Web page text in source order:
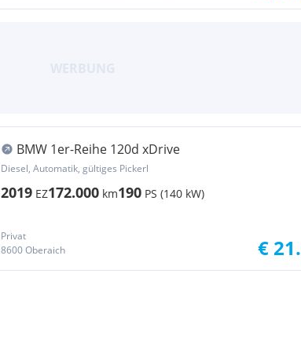
BMW 1er-Reihe 120d xDrive
Diesel, Automatik, gültiges Pickerl
2019 EZ172.000 km190 PS (140 kW)
Privat
8600 Oberaich
€